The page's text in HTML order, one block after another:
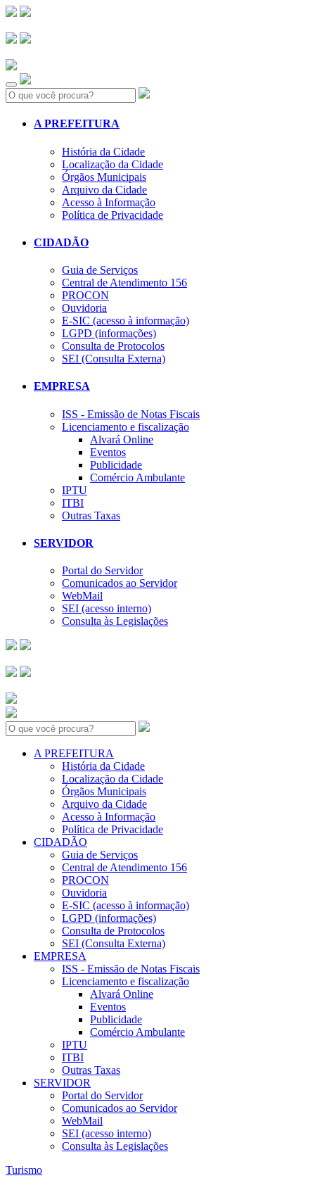
Search:
A PREFEITURA
História da Cidade
Localização da Cidade
Órgãos Municipais
Arquivo da Cidade
Acesso à Informação
Política de Privacidade
CIDADÃO
Guia de Serviços
Central de Atendimento 156
PROCON
Ouvidoria
E-SIC (acesso à informação)
LGPD (informações)
Consulta de Protocolos
SEI (Consulta Externa)
EMPRESA
ISS - Emissão de Notas Fiscais
Licenciamento e fiscalização
Alvará Online
Eventos
Publicidade
Comércio Ambulante
IPTU
ITBI
Outras Taxas
SERVIDOR
Portal do Servidor
Comunicados ao Servidor
WebMail
SEI (acesso interno)
Consulta às Legislações
Search:
A PREFEITURA
História da Cidade
Localização da Cidade
Órgãos Municipais
Arquivo da Cidade
Acesso à Informação
Política de Privacidade
CIDADÃO
Guia de Serviços
Central de Atendimento 156
PROCON
Ouvidoria
E-SIC (acesso à informação)
LGPD (informações)
Consulta de Protocolos
SEI (Consulta Externa)
EMPRESA
ISS - Emissão de Notas Fiscais
Licenciamento e fiscalização
Alvará Online
Eventos
Publicidade
Comércio Ambulante
IPTU
ITBI
Outras Taxas
SERVIDOR
Portal do Servidor
Comunicados ao Servidor
WebMail
SEI (acesso interno)
Consulta às Legislações
Turismo